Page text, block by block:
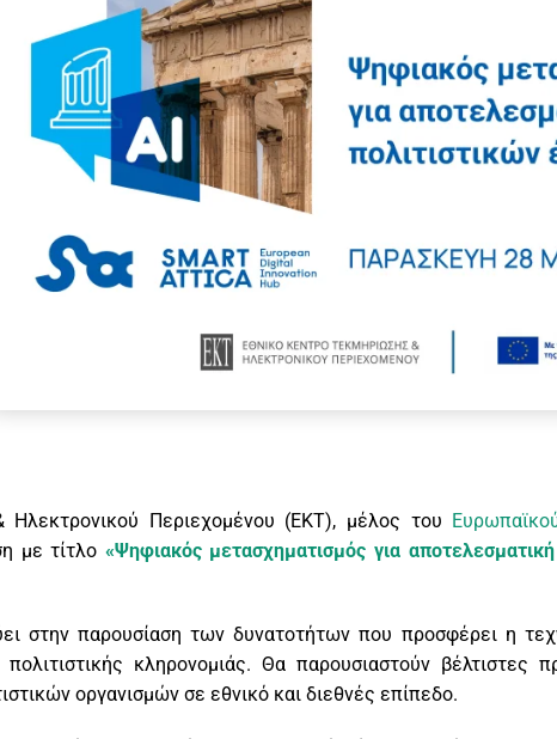
Περιεχομένου (ΕΚΤ), μέλος του
με τίτλο «Ψηφιακός μετασχηματισμός για
στην παρουσίαση των δυνατοτήτων που προσφέρει η
κληρονομιάς. Θα παρουσιαστούν βέλτιστες
οργανισμών σε εθνικό και διεθνές επίπεδο.